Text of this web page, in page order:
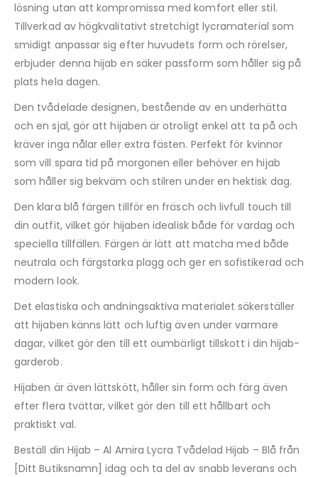
lösning utan att kompromissa med komfort eller stil.
Tillverkad av högkvalitativt stretchigt lycramaterial som
smidigt anpassar sig efter huvudets form och rörelser,
erbjuder denna hijab en säker passform som håller sig på
plats hela dagen.
Den tvådelade designen, bestående av en underhätta
och en sjal, gör att hijaben är otroligt enkel att ta på och
kräver inga nålar eller extra fästen. Perfekt för kvinnor
som vill spara tid på morgonen eller behöver en hijab
som håller sig bekväm och stilren under en hektisk dag.
Den klara blå färgen tillför en fräsch och livfull touch till
din outfit, vilket gör hijaben idealisk både för vardag och
speciella tillfällen. Färgen är lätt att matcha med både
neutrala och färgstarka plagg och ger en sofistikerad och
modern look.
Det elastiska och andningsaktiva materialet säkerställer
att hijaben känns lätt och luftig även under varmare
dagar, vilket gör den till ett oumbärligt tillskott i din hijab-
garderob.
Hijaben är även lättskött, håller sin form och färg även
efter flera tvättar, vilket gör den till ett hållbart och
praktiskt val.
Beställ din Hijab – Al Amira Lycra Tvådelad Hijab – Blå från
[Ditt Butiksnamn] idag och ta del av snabb leverans och